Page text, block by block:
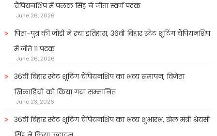
चैंपियनशिप में पलक सिंह ने जीता स्वर्ण पदक
June 26, 2026
पिता-पुत्र की जोड़ी ने रचा इतिहास, 36वीं बिहार स्टेट शूटिंग चैंपियनशिप
में जीते 11 पदक
June 26, 2026
36वीं बिहार स्टेट शूटिंग चैंपियनशिप का भव्य समापन, विजेता
खिलाडिय़ों को किया गया सम्मानित
June 23, 2026
36वीं बिहार स्टेट शूटिंग चैंपियनशिप का भव्य शुभारंभ, खेल मंत्री श्रेयसी